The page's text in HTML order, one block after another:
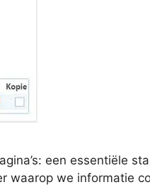
een essentiële
waarop we informatie